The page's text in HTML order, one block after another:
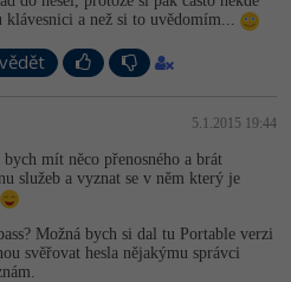
klávesnici a než si to uvědomím...
5.1.2015 19:44
mít něco přenosného a brát
služeb a vyznat se v něm který je
Možná bych si dal tu Portable verzi
svěřovat hesla nějakýmu správci